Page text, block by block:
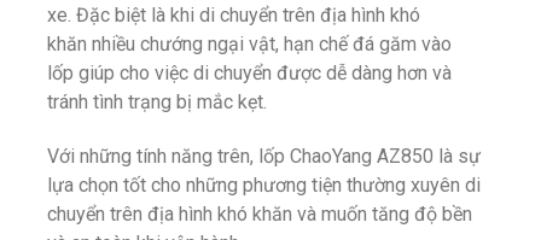
xe. Đặc biệt là khi di chuyển trên địa hình khó
khăn nhiều chướng ngại vật, hạn chế đá găm vào
lốp giúp cho việc di chuyển được dễ dàng hơn và
tránh tình trạng bị mắc kẹt.
Với những tính năng trên, lốp ChaoYang AZ850 là sự
lựa chọn tốt cho những phương tiện thường xuyên di
chuyển trên địa hình khó khăn và muốn tăng độ bền